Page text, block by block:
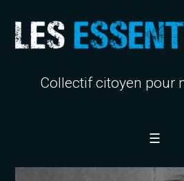
Collectif citoyen pour
☰